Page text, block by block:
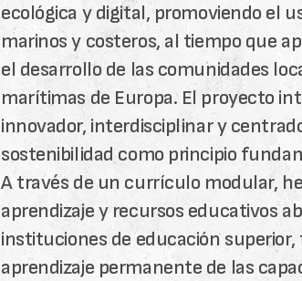
ecológica y digital, promoviendo el
marinos y costeros, al tiempo que
el desarrollo de las comunidades
marítimas de Europa. El proyecto
innovador, interdisciplinar y
sostenibilidad como principio
A través de un currículo modular,
aprendizaje y recursos educativos
instituciones de educación
aprendizaje permanente de las